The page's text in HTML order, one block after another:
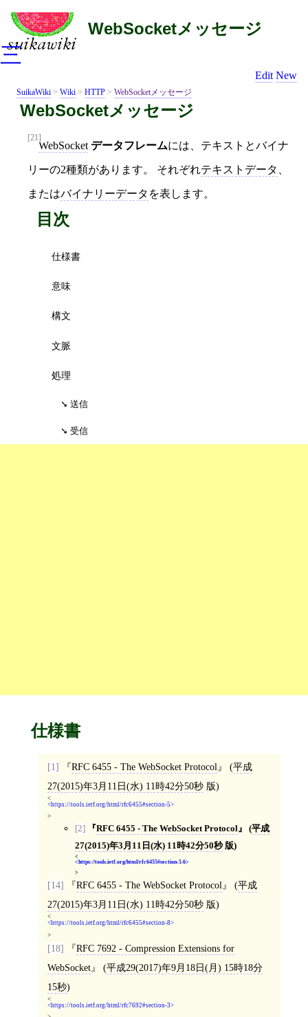
WebSocketメッセージ
Edit New
SuikaWiki > Wiki > HTTP > WebSocketメッセージ
WebSocketメッセージ
[21]
WebSocket データフレームには、テキストとバイナ
リーの2種類があります。 それぞれテキストデータ
またはバイナリーデータ を表します。
目次
仕様書
意味
構文
文脈
処理
送信
受信
仕様書
[1] RFC 6455 - The WebSocket Protocol (平成
27(2015)年3月11日(水) 11時42分50秒版)
<
https://tools.ietf.org/html/rfc6455#section-5
>
[2] RFC 6455 - The WebSocket Protocol (平成
27(2015)年3月11日(水) 11時42分50秒版)
<
https://tools.ietf.org/html/rfc6455#section-5.6
>
[14] RFC 6455 - The WebSocket Protocol (平成
27(2015)年3月11日(水) 11時42分50秒版)
<
https://tools.ietf.org/html/rfc6455#section-8
>
[18]
RFC 7692 - Compression Extensions for
WebSocket
(平成29(2017)年9月18日(月) 15時18分
15秒)
<
https://tools.ietf.org/html/rfc7692#section-3
三